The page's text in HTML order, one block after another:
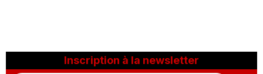
Inscription à la newsletter